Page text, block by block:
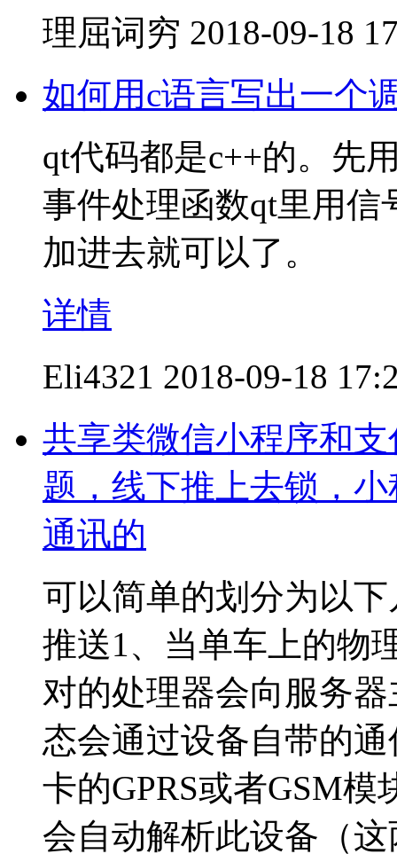
理屈词穷 2018-09-18
如何用c语言写出一个
qt代码都是c++的。先
事件处理函数qt里用信
加进去就可以了。
详情
Eli4321 2018-09-18
共享类微信小程序和
题，线下推上去锁，
通讯的
可以简单的划分为以
推送1、当单车上的物
对的处理器会向服务
态会通过设备自带的
卡的GPRS或者GSM
会自动解析此设备（